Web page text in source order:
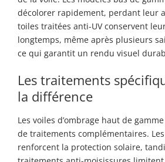
décolorer rapidement, perdant leur
toiles traitées anti-UV conservent
longtemps, même après plusieurs
ce qui garantit un rendu visuel
Les traitements
la différence
Les voiles d’ombrage haut de
de traitements complémentaires.
renforcent la protection solaire,